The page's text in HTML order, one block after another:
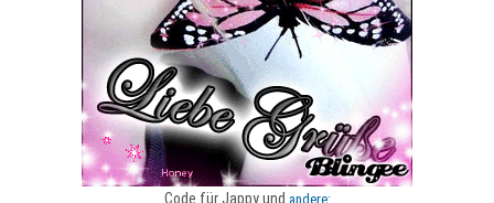
Code für Jappy und andere: